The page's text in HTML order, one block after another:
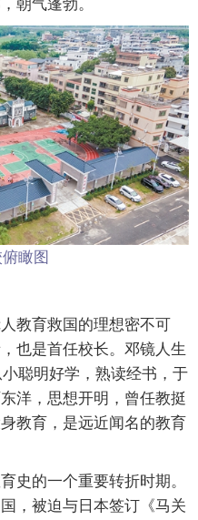
朝气蓬勃。
瞰图
育救国的理想密不可
也是首任校长。邓镜人生
聪明好学，熟读经书，于
洋，思想开明，曾任教挺
教育，是远近闻名的教育
的一个重要转折时期。
，被迫与日本签订《马关